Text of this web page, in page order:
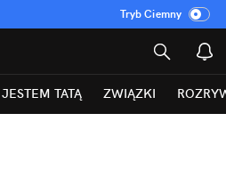
Tryb Ciemny
JESTEM TATĄ ZWIĄZKI